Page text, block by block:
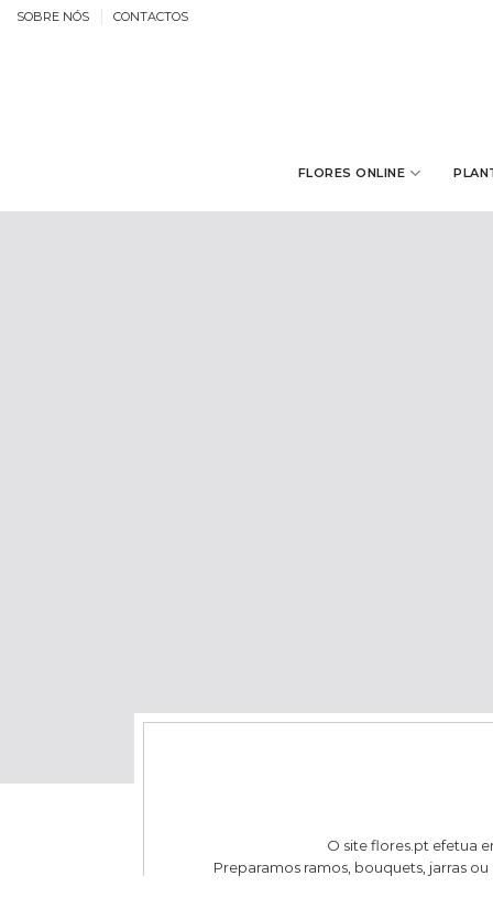
SkipSOBRE NÓS CONTACTOS
FLORES ONLINE
O site flores.pt efetua
Preparamos ramos, bouquets, jarras